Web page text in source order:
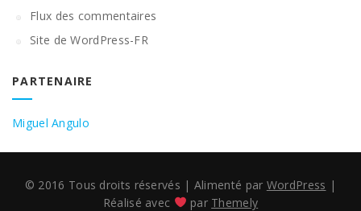
Flux des commentaires
Site de WordPress-FR
PARTENAIRE
Miguel Angulo
© 2016 Tous droits réservés | Alimenté par WordPress |
Réalisé avec
par Themely